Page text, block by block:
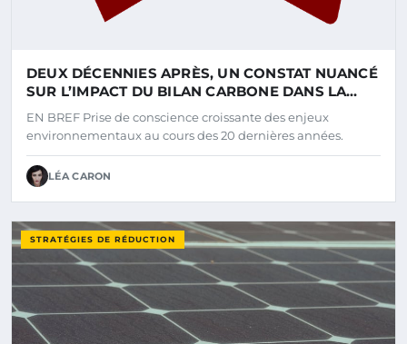
DEUX DÉCENNIES APRÈS, UN CONSTAT NUANCÉ
SUR L’IMPACT DU BILAN CARBONE DANS LA
LUTTE CONTRE LE CHANGEMENT CLIMATIQUE
EN BREF Prise de conscience croissante des enjeux
environnementaux au cours des 20 dernières années.
LÉA CARON
STRATÉGIES DE RÉDUCTION